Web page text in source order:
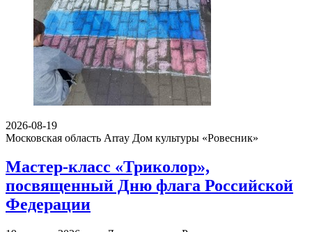
2026-08-19
Московская область Array Дом культуры «Ровесник»
Мастер-класс «Триколор»,
посвященный Дню флага Российской
Федерации